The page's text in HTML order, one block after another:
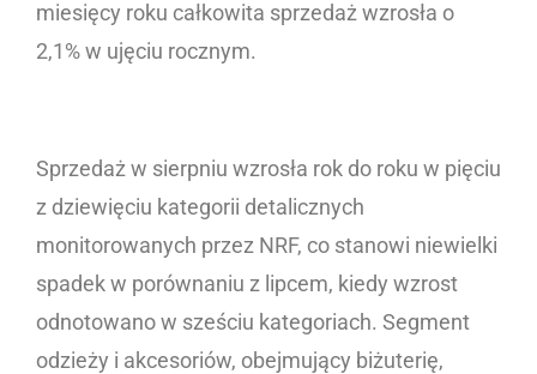
miesięcy roku całkowita sprzedaż wzrosła o
2,1% w ujęciu rocznym.
Sprzedaż w sierpniu wzrosła rok do roku w pięciu
z dziewięciu kategorii detalicznych
monitorowanych przez NRF, co stanowi niewielki
spadek w porównaniu z lipcem, kiedy wzrost
odnotowano w sześciu kategoriach. Segment
odzieży i akcesoriów, obejmujący biżuterię,